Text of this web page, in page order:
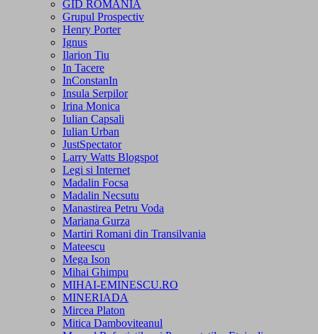
GID ROMANIA
Grupul Prospectiv
Henry Porter
Ignus
Ilarion Tiu
In Tacere
InConstanIn
Insula Serpilor
Irina Monica
Iulian Capsali
Iulian Urban
JustSpectator
Larry Watts Blogspot
Legi si Internet
Madalin Focsa
Madalin Necsutu
Manastirea Petru Voda
Mariana Gurza
Martiri Romani din Transilvania
Mateescu
Mega Ison
Mihai Ghimpu
MIHAI-EMINESCU.RO
MINERIADA
Mircea Platon
Mitica Damboviteanul